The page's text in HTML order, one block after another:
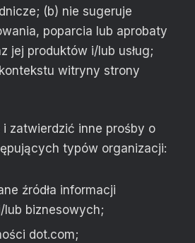
(b) nie sugeruje
poparcia lub aprobaty
jej produktów i/lub usług;
witryny strony
zatwierdzić inne prośby o
typów organizacji:
źródła informacji
lub biznesowych;
dot.com;